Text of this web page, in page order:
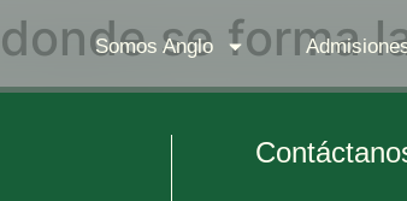
Somos Anglose forma